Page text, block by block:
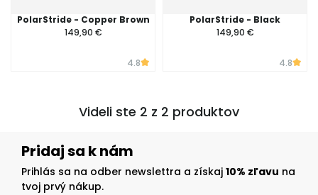
PolarStride - Copper Brown
149,90 €
4.8
PolarStride - Black
149,90 €
4.8
Videli ste 2 z 2 produktov
Pridaj sa k nám
Prihlás sa na odber newslettra a získaj 10% zľavu na
tvoj prvý nákup.